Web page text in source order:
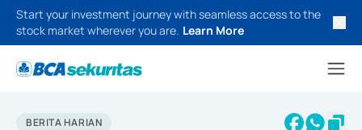
Start your investment journey with seamless access to the
stock market wherever you are. Learn More
BERITA HARIAN